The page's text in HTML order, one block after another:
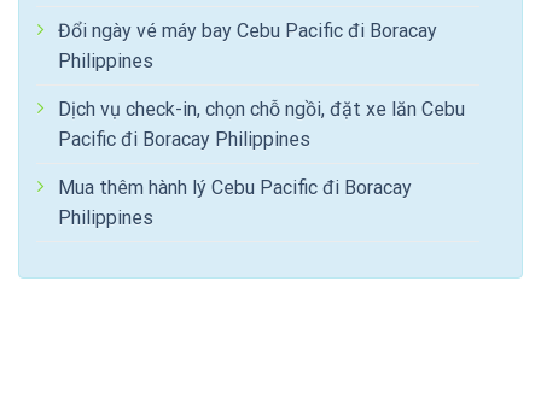
Đổi ngày vé máy bay Cebu Pacific đi Boracay
Philippines
Dịch vụ check-in, chọn chỗ ngồi, đặt xe lăn Cebu
Pacific đi Boracay Philippines
Mua thêm hành lý Cebu Pacific đi Boracay
Philippines